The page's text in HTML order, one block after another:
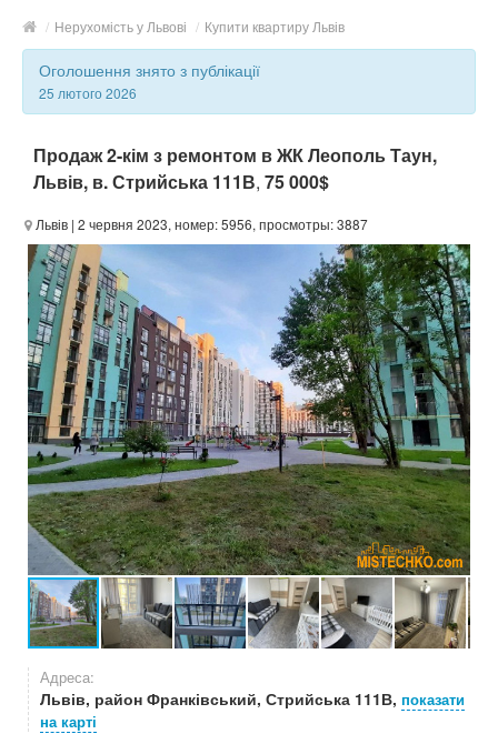
/ Нерухомість у Львові / Купити квартиру Львів
Оголошення знято з публікації
25 лютого 2026
Продаж 2-кім з ремонтом в ЖК Леополь Таун,
Львів, в. Стрийська 111В, 75 000$
Львів | 2 червня 2023, номер: 5956, просмотры: 3887
Адреса:
Львів, район Франківський, Стрийська 111В, показати
на карті